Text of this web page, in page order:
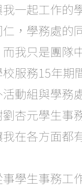
一起工作的
，學務處的
我只是團隊
服務15年期
動組與學務
杏元學生事
在各方面都
學生事務工